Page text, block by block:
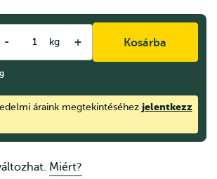
- kg + Kosárba
áraink megtekintéséhez jelentkezz
Miért?